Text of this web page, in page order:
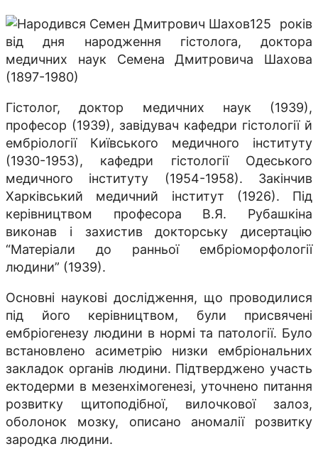
125 років
від дня народження гістолога, доктора
медичних наук Семена Дмитровича Шахова
(1897-1980)
Гістолог, доктор медичних наук (1939),
професор (1939), завідувач кафедри гістології й
ембріології Київського медичного інституту
(1930-1953), кафедри гістології Одеського
медичного інституту (1954-1958). Закінчив
Харківський медичний інститут (1926). Під
керівництвом професора В.Я. Рубашкіна
виконав і захистив докторську дисертацію
“Матеріали до ранньої ембріоморфології
людини” (1939).
Основні наукові дослідження, що проводилися
під його керівництвом, були присвячені
ембріогенезу людини в нормі та патології. Було
встановлено асиметрію низки ембріональних
закладок органів людини. Підтверджено участь
ектодерми в мезенхімогенезі, уточнено питання
розвитку щитоподібної, вилочкової залоз,
оболонок мозку, описано аномалії розвитку
зародка людини.